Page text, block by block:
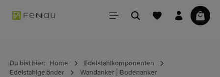
springen
Du bist hier: Home
Edelstahlkomponenten
Edelstahlgeländer
Wandanker | Bodenanker